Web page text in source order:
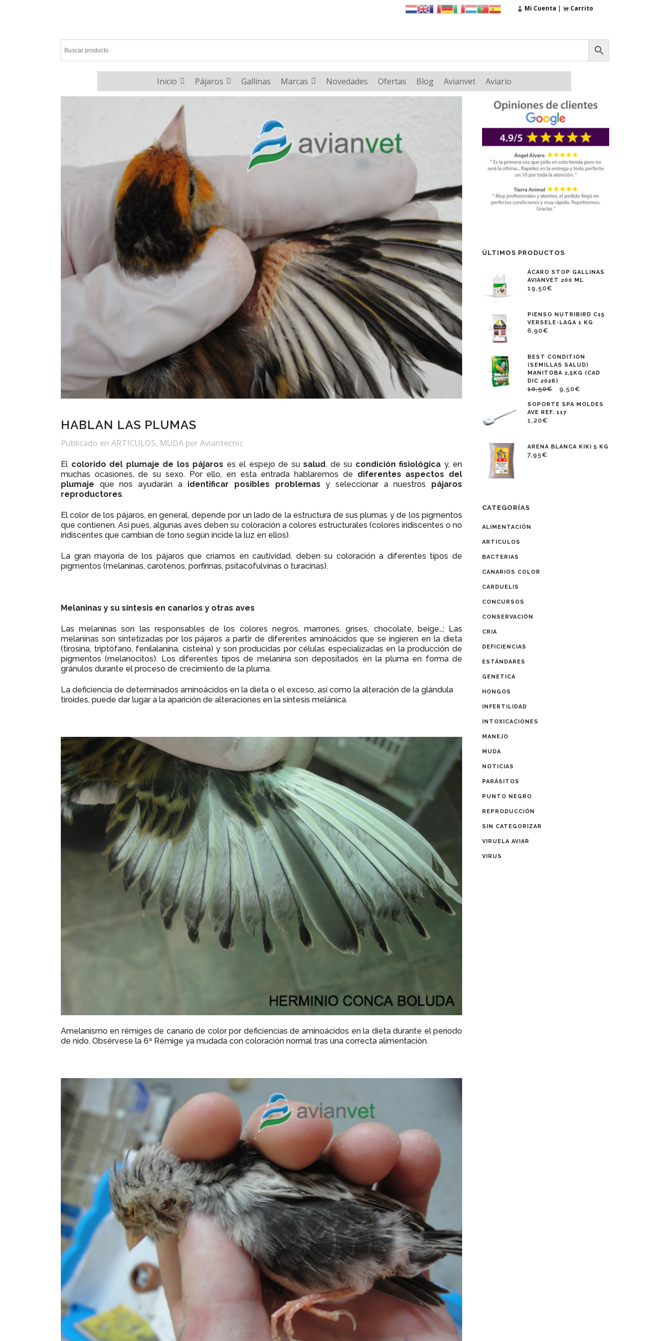
Mi Cuenta | Carrito
Inicio Pájaros Gallinas Marcas Novedades Ofertas Blog Avianvet Aviario
HABLAN LAS PLUMAS
Publicado en ARTICULOS, MUDA por Aviantecnic
El colorido del plumaje de los pájaros es el espejo de su salud, de su condición fisiológica y, en
muchas ocasiones, de su sexo. Por ello, en esta entrada hablaremos de diferentes aspectos del
plumaje que nos ayudarán a identificar posibles problemas y seleccionar a nuestros pájaros
reproductores.
El color de los pájaros, en general, depende por un lado de la estructura de sus plumas y de los pigmentos
que contienen. Así pues, algunas aves deben su coloración a colores estructurales (colores iridiscentes o no
iridiscentes que cambian de tono según incide la luz en ellos).
La gran mayoría de los pájaros que criamos en cautividad, deben su coloración a diferentes tipos de
pigmentos (melaninas, carotenos, porfirinas, psitacofulvinas o turacinas).
Melaninas y su síntesis en canarios y otras aves
Las melaninas son las responsables de los colores negros, marrones, grises, chocolate, beige…; Las
melaninas son sintetizadas por los pájaros a partir de diferentes aminoácidos que se ingieren en la dieta
(tirosina, triptófano, fenilalanina, cisteína) y son producidas por células especializadas en la producción de
pigmentos (melanocitos). Los diferentes tipos de melanina son depositados en la pluma en forma de
gránulos durante el proceso de crecimiento de la pluma.
La deficiencia de determinados aminoácidos en la dieta o el exceso, así como la alteración de la glándula
tiroides, puede dar lugar a la aparición de alteraciones en la síntesis melánica.
Amelanismo en rémiges de canario de color por deficiencias de aminoácidos en la dieta durante el periodo
de nido. Obsérvese la 6ª Rémige ya mudada con coloración normal tras una correcta alimentación.
ÚLTIMOS PRODUCTOS
ÁCARO STOP GALLINAS
AVIANVET 200 ML
19,50€
PIENSO NUTRIBIRD C15
VERSELE-LAGA 1 KG
6,90€
BEST CONDITION
(SEMILLAS SALUD)
MANITOBA 2,5KG (CAD
DIC 2026)
10,50€ 9,50€
SOPORTE SPA MOLDES
AVE REF. 117
1,20€
ARENA BLANCA KIKI 5 KG
7,95€
CATEGORÍAS
ALIMENTACIÓN
ARTICULOS
BACTERIAS
CANARIOS COLOR
CARDUELIS
CONCURSOS
CONSERVACIÓN
CRIA
DEFICIENCIAS
ESTÁNDARES
GENETICA
HONGOS
INFERTILIDAD
INTOXICACIONES
MANEJO
MUDA
NOTICIAS
PARÁSITOS
PUNTO NEGRO
REPRODUCCIÓN
SIN CATEGORIZAR
VIRUELA AVIAR
VIRUS